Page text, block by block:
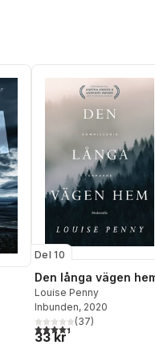
antal röster:
Del 10
Den långa vägen
Louise Penny
Inbunden, 2020
4,4utav 5 stjärnor. Totalt
(37)
33 kr